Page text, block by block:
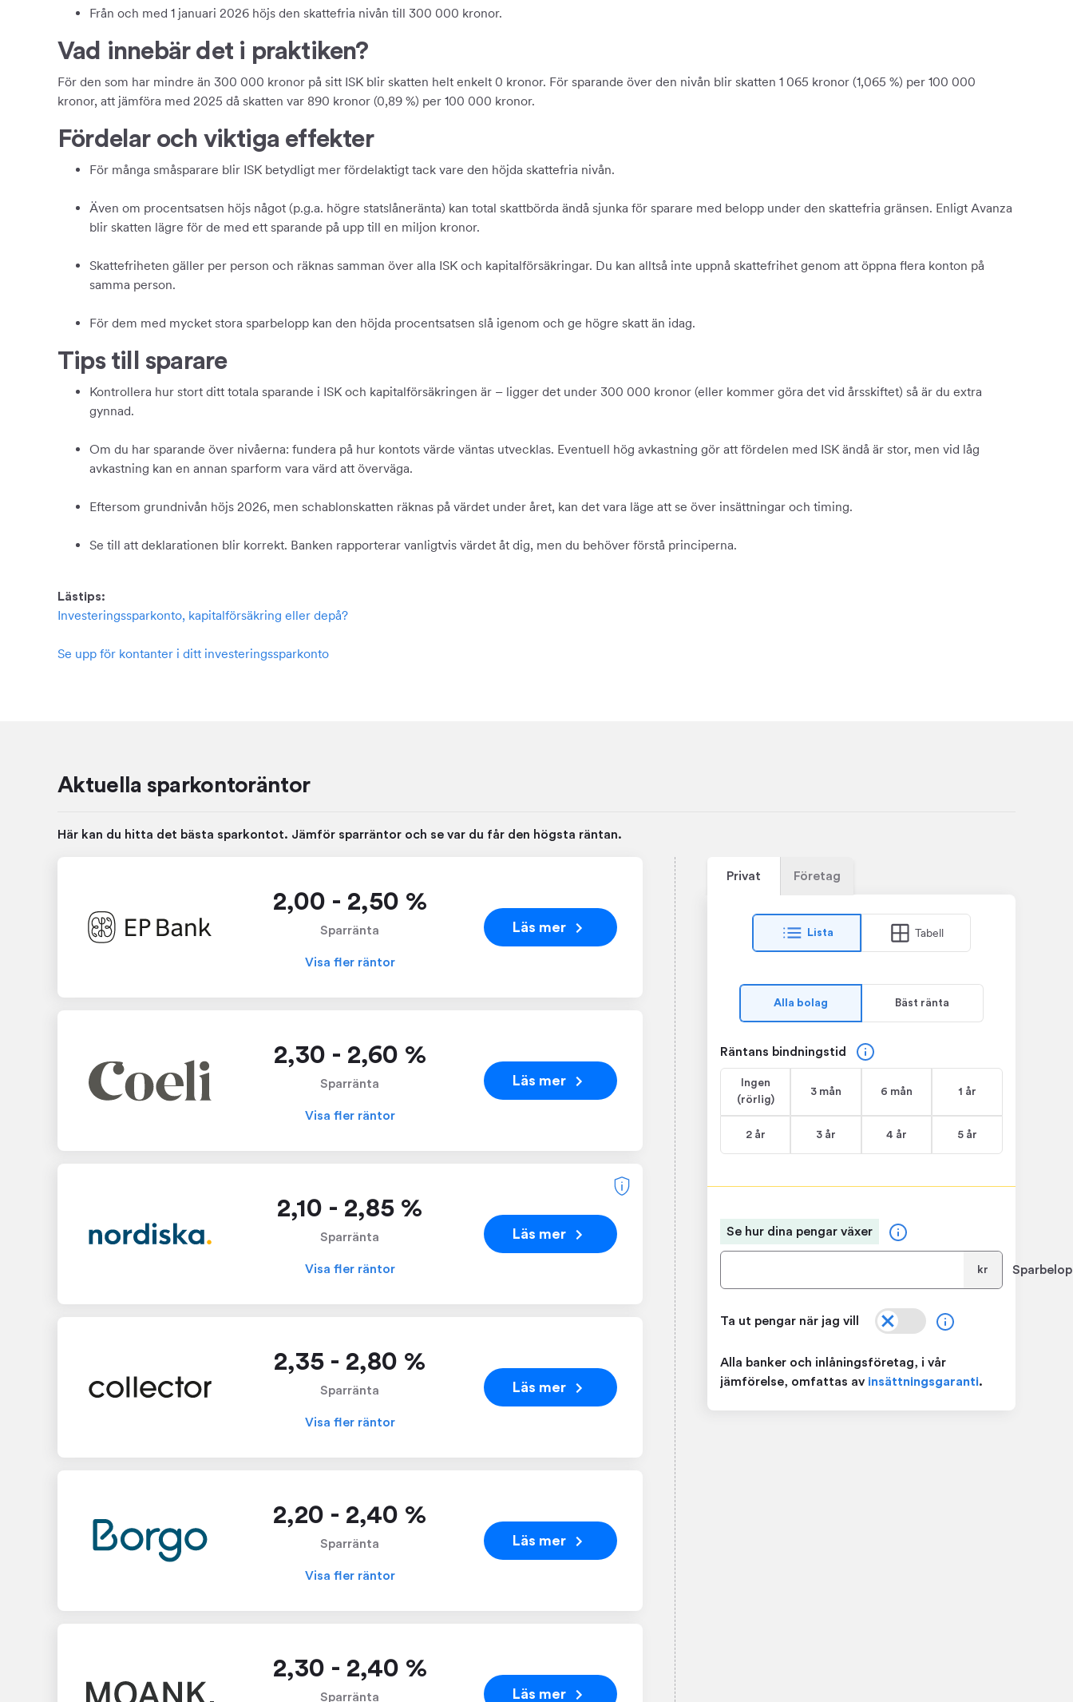
Från och med 1 januari 2026 höjs den skattefria nivån till 300 000 kronor.
Vad innebär det i praktiken?
För den som har mindre än 300 000 kronor på sitt ISK blir skatten helt enkelt 0 kronor. För sparande över den nivån blir skatten 1 065 kronor (1,065 %) per 100 000
kronor, att jämföra med 2025 då skatten var 890 kronor (0,89 %) per 100 000 kronor.
Fördelar och viktiga effekter
För många småsparare blir ISK betydligt mer fördelaktigt tack vare den höjda skattefria nivån.
Även om procentsatsen höjs något (p.g.a. högre statslåneränta) kan total skattbörda ändå sjunka för sparare med belopp under den skattefria gränsen. Enligt Avanza
blir skatten lägre för de med ett sparande på upp till en miljon kronor.
Skattefriheten gäller per person och räknas samman över alla ISK och kapitalförsäkringar. Du kan alltså inte uppnå skattefrihet genom att öppna flera konton på
samma person.
För dem med mycket stora sparbelopp kan den höjda procentsatsen slå igenom och ge högre skatt än idag.
Tips till sparare
Kontrollera hur stort ditt totala sparande i ISK och kapitalförsäkringen är – ligger det under 300 000 kronor (eller kommer göra det vid årsskiftet) så är du extra
gynnad.
Om du har sparande över nivåerna: fundera på hur kontots värde väntas utvecklas. Eventuell hög avkastning gör att fördelen med ISK ändå är stor, men vid låg
avkastning kan en annan sparform vara värd att överväga.
Eftersom grundnivån höjs 2026, men schablonskatten räknas på värdet under året, kan det vara läge att se över insättningar och timing.
Se till att deklarationen blir korrekt. Banken rapporterar vanligtvis värdet åt dig, men du behöver förstå principerna.
Lästips:
Investeringssparkonto, kapitalförsäkring eller depå?
Se upp för kontanter i ditt investeringssparkonto
Aktuella sparkontoräntor
Här kan du hitta det bästa sparkontot. Jämför sparräntor och se var du får den högsta räntan.
Privat Företag
Lista Tabell
Alla bolag Bäst ränta
Räntans bindningstid
Ingen
(rörlig)
3 mån 6 mån 1 år
2 år 3 år 4 år 5 år
Se hur dina pengar växer
kr
Ta ut pengar när jag vill
Alla banker och inlåningsföretag, i vår
jämförelse, omfattas av insättningsgaranti.
2,00 - 2,50 %
Sparränta
Visa fler räntor
Läs mer
2,30 - 2,60 %
Sparränta
Visa fler räntor
Läs mer
2,10 - 2,85 %
Sparränta
Visa fler räntor
Läs mer
2,35 - 2,80 %
Sparränta
Visa fler räntor
Läs mer
2,20 - 2,40 %
Sparränta
Visa fler räntor
Läs mer
2,30 - 2,40 %
Sparränta Läs mer